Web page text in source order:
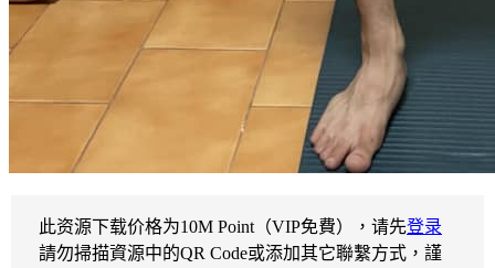
此资源下载价格为10M Point（VIP免費），请先登录
請勿掃描資源中的QR Code或添加其它聯繫方式，謹